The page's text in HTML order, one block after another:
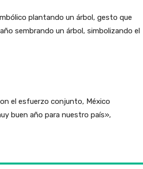
plantando un árbol, gesto que
sembrando un árbol, simbolizando el
el esfuerzo conjunto, México
buen año para nuestro país»,